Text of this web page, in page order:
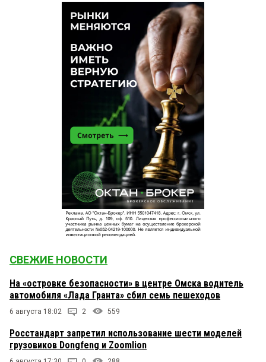
СВЕЖИЕ НОВОСТИ
На «островке безопасности» в центре Омска водитель
автомобиля «Лада Гранта» сбил семь пешеходов
6 августа 18:02 2 559
Росстандарт запретил использование шести моделей
грузовиков Dongfeng и Zoomlion